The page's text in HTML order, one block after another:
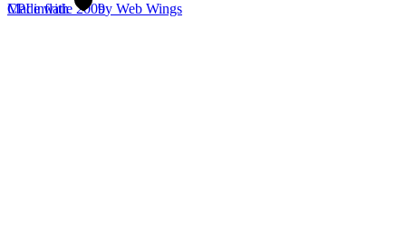
CPI inflatie 2009
Made with
by Web Wings